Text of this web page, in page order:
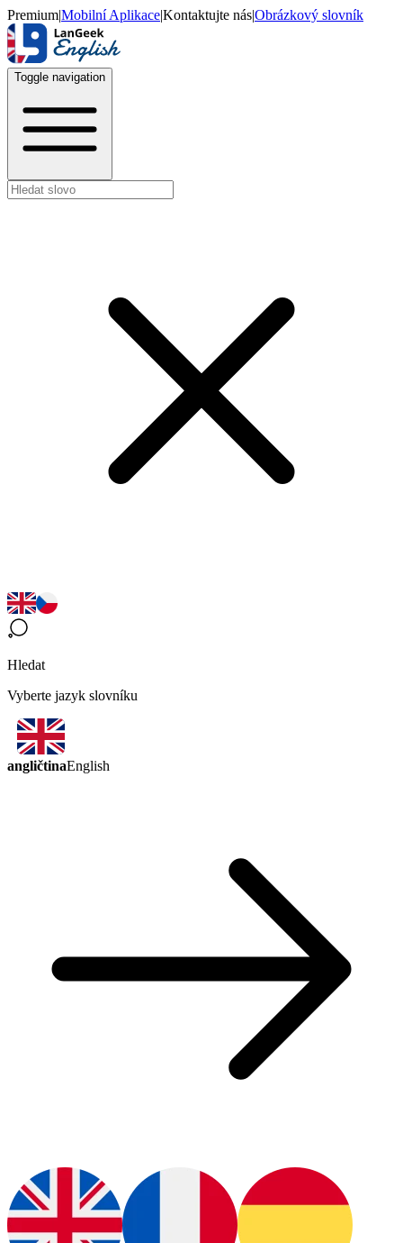
Premium|Mobilní Aplikace|Kontaktujte nás|Obrázkový slovník
Toggle navigation
Hledat
Vyberte jazyk slovníku
angličtinaEnglish